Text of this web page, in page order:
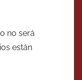
no será
están